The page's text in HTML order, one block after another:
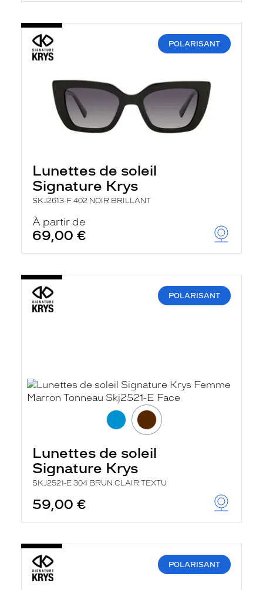
POLARISANT
Lunettes de soleil
Signature Krys
SKJ2613-F 402 NOIR BRILLANT
À partir de
69,00 €
POLARISANT
Lunettes de soleil
Signature Krys
SKJ2521-E 304 BRUN CLAIR TEXTU
59,00 €
POLARISANT